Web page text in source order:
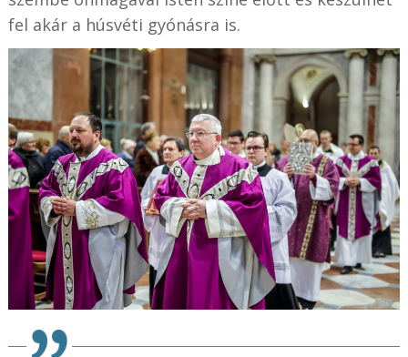
fel akár a húsvéti gyónásra is.